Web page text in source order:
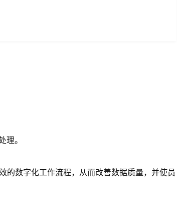
。
的数字化工作流程，从而改善数据质量，并使员